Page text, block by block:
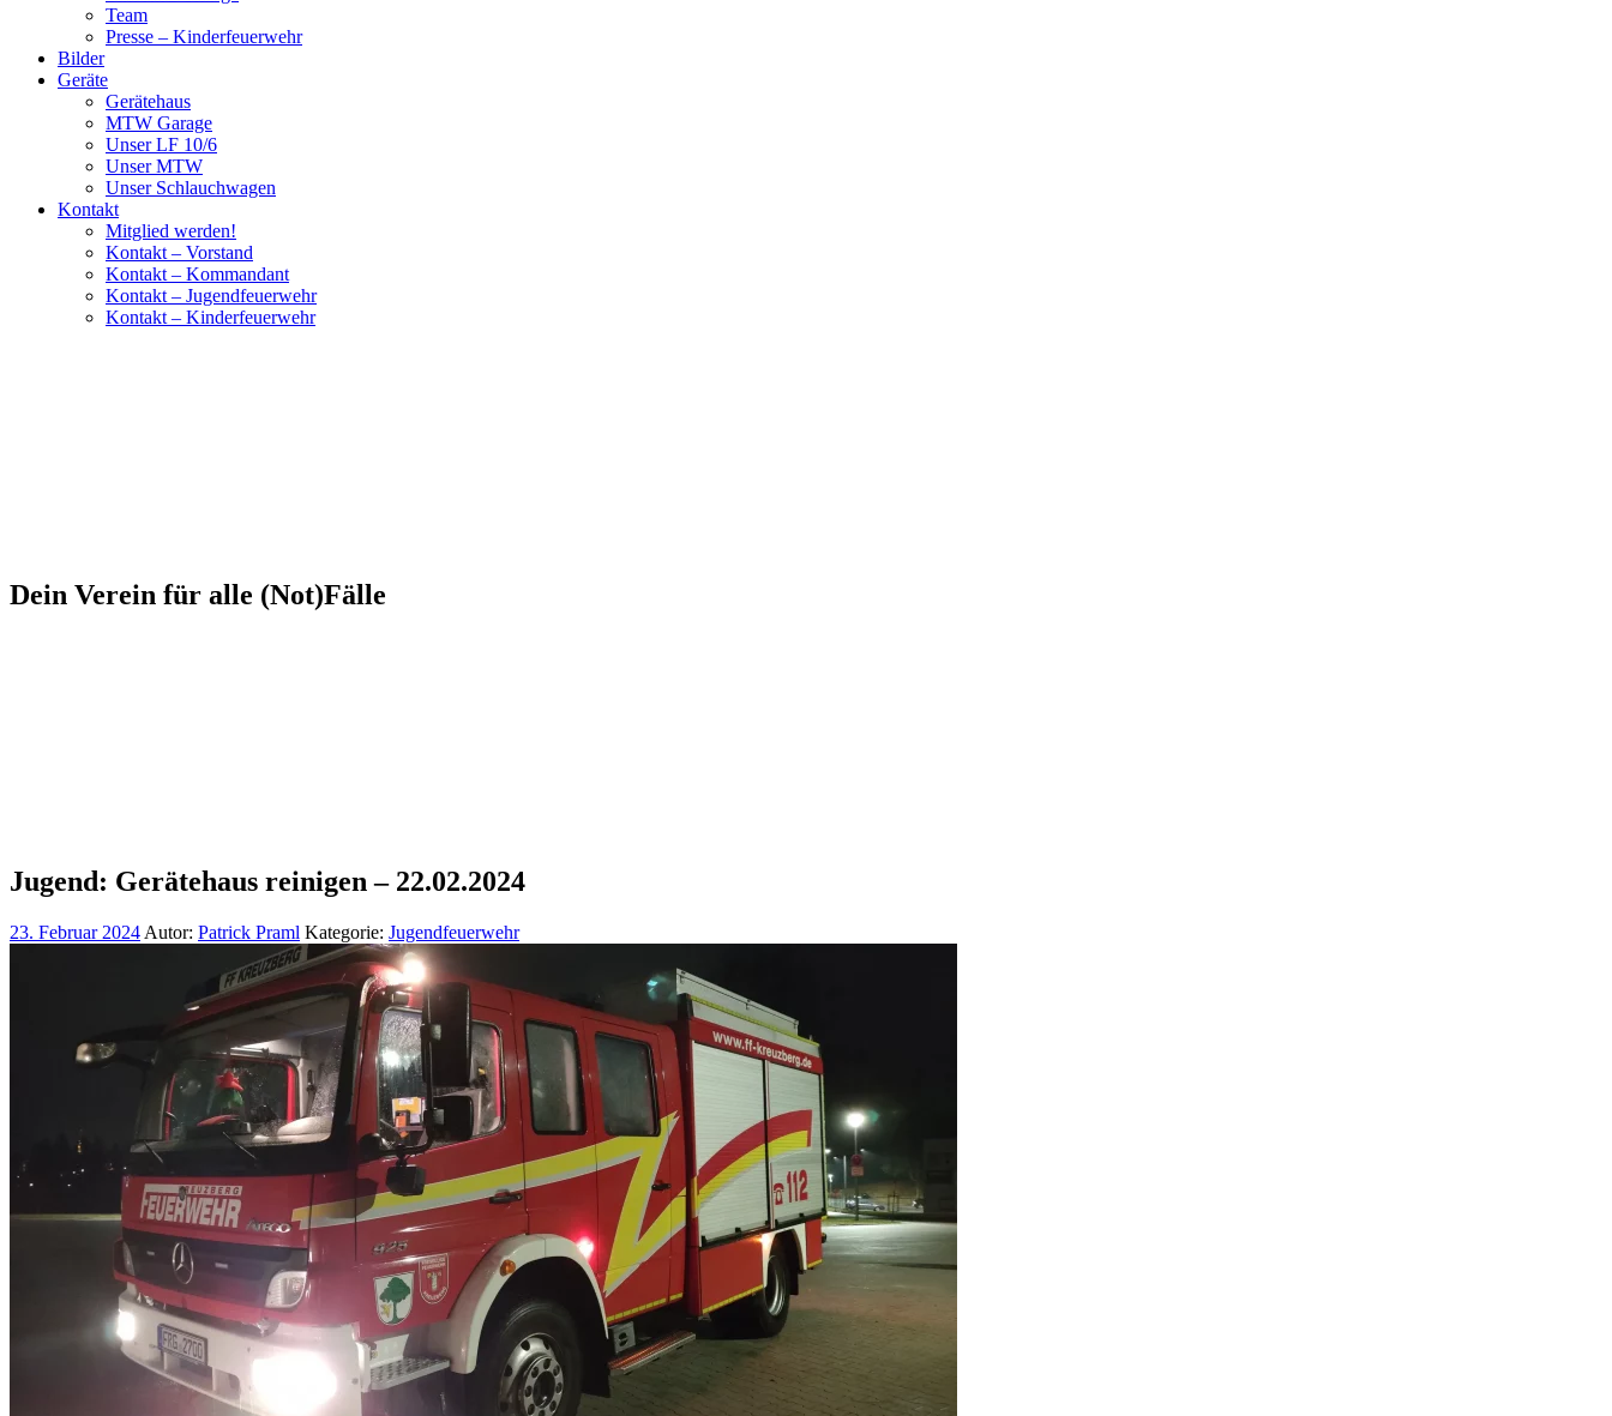
Team
Presse – Kinderfeuerwehr
Bilder
Geräte
Gerätehaus
MTW Garage
Unser LF 10/6
Unser MTW
Unser Schlauchwagen
Kontakt
Mitglied werden!
Kontakt – Vorstand
Kontakt – Kommandant
Kontakt – Jugendfeuerwehr
Kontakt – Kinderfeuerwehr
Dein Verein für alle (Not)Fälle
Jugend: Gerätehaus reinigen – 22.02.2024
23. Februar 2024 Autor: Patrick Praml Kategorie: Jugendfeuerwehr